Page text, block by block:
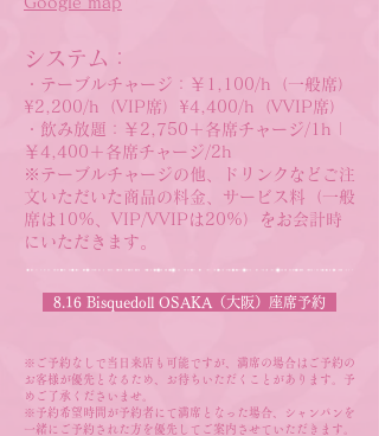
システム：
・テーブルチャージ：￥1,100/h（一般席）
¥2,200/h（VIP席）¥4,400/h（VVIP席）
・飲み放題：￥2,750＋各席チャージ/1h |
￥4,400＋各席チャージ/2h
※テーブルチャージの他、ドリンクなどご注
文いただいた商品の料金、サービス料（一般
席は10%、VIP/VVIPは20%）をお会計時
にいただきます。​
8.16 Bisquedoll OSAKA（大阪）座席予約
※​ご予約なしで当日来店も可能ですが、満席の場合はご予約の
お客様が優先となるため、
お待ちいただくことがあります。予
めご了承くださいませ。
※予約希望時間が予約者にて満席となった場合、
シャンパンを
一緒にご予約された方を優先してご案内させていただきます。